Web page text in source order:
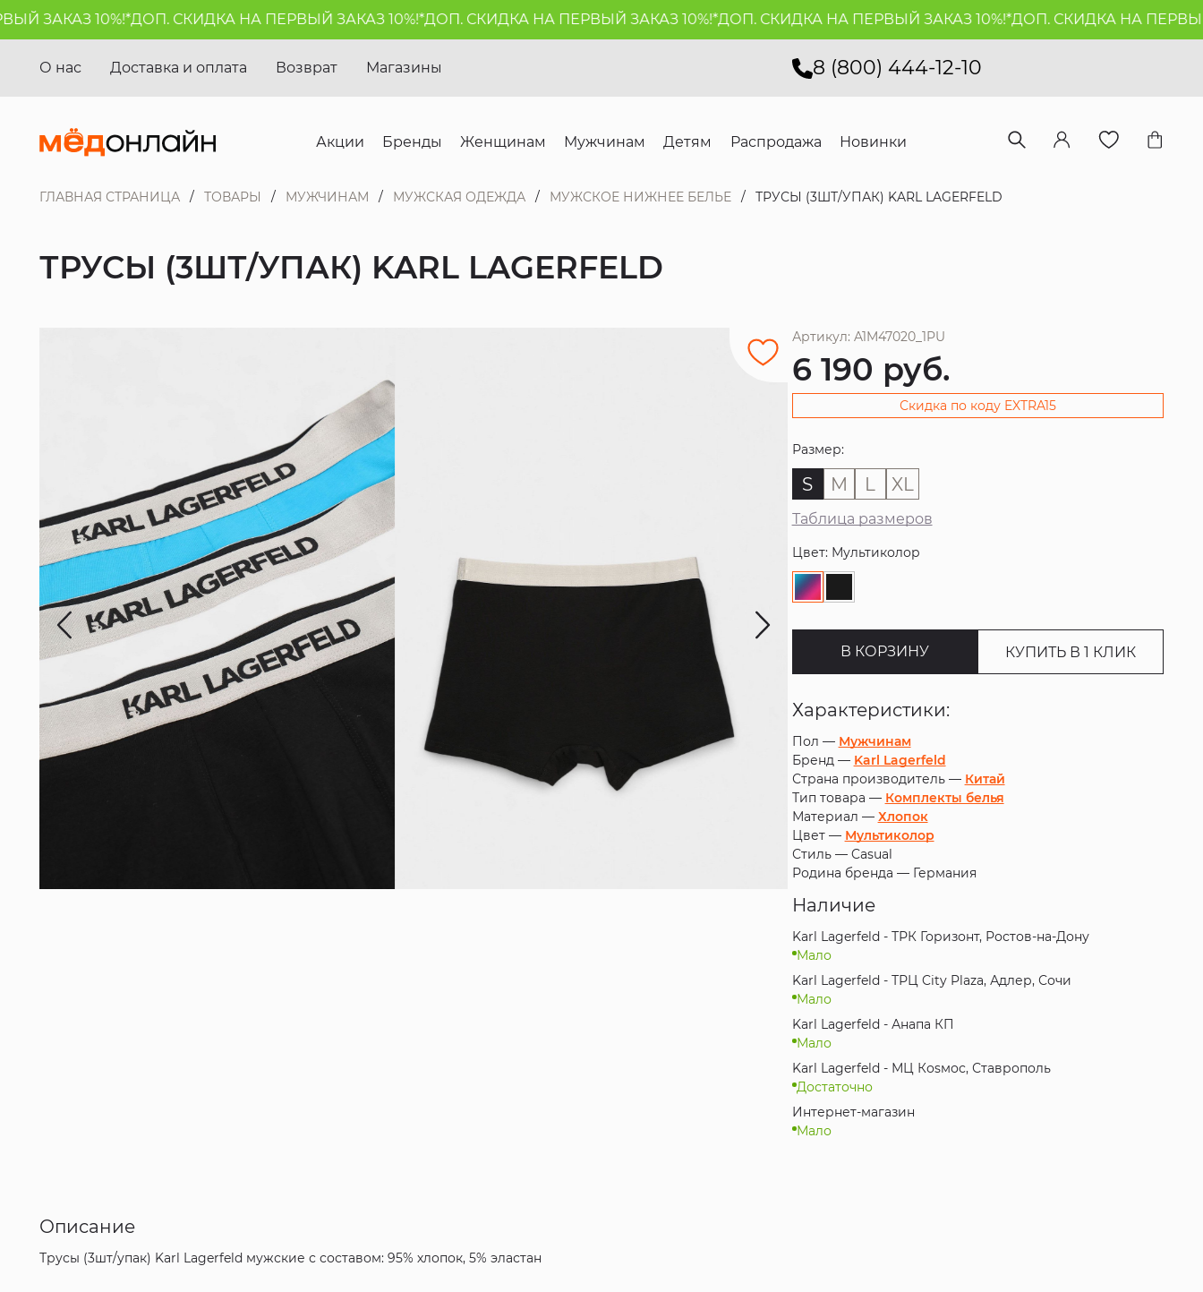
10%!*ДОП. СКИДКА НА ПЕРВЫЙ ЗАКАЗ 10%!*ДОП. СКИДКА НА ПЕРВЫЙ ЗАКАЗ 10%!*ДОП. СКИДКА НА ПЕРВЫЙ ЗАКАЗ 10%!*ДОП. СКИДКА НА ПЕРВЫЙ
8 (800) 444-12-10
О нас Доставка и оплата Возврат Магазины
Акции Бренды Женщинам Мужчинам Детям Распродажа Новинки
ГЛАВНАЯ СТРАНИЦА ТОВАРЫ МУЖЧИНАМ МУЖСКАЯ ОДЕЖДА МУЖСКОЕ НИЖНЕЕ БЕЛЬЕ ТРУСЫ (3ШТ/УПАК) KARL LAGERFELD
ТРУСЫ (3ШТ/УПАК) KARL LAGERFELD
Артикул: A1M47020_1PU
6 190 руб.
Скидка по коду EXTRA15
Размер:
S M L XL
Таблица размеров
Цвет: Мультиколор
В КОРЗИНУ КУПИТЬ В 1 КЛИК
Характеристики:
Пол — Мужчинам
Бренд — Karl Lagerfeld
Страна производитель — Китай
Тип товара — Комплекты белья
Материал — Хлопок
Цвет — Мультиколор
Стиль — Casual
Родина бренда — Германия
Наличие
Karl Lagerfeld - ТРК Горизонт, Ростов-на-Дону
Мало
Karl Lagerfeld - ТРЦ City Plaza, Адлер, Сочи
Мало
Karl Lagerfeld - Анапа КП
Мало
Karl Lagerfeld - МЦ Коsмос, Ставрополь
Достаточно
Интернет-магазин
Мало
Описание
Трусы (3шт/упак) Karl Lagerfeld мужские с составом: 95% хлопок, 5% эластан